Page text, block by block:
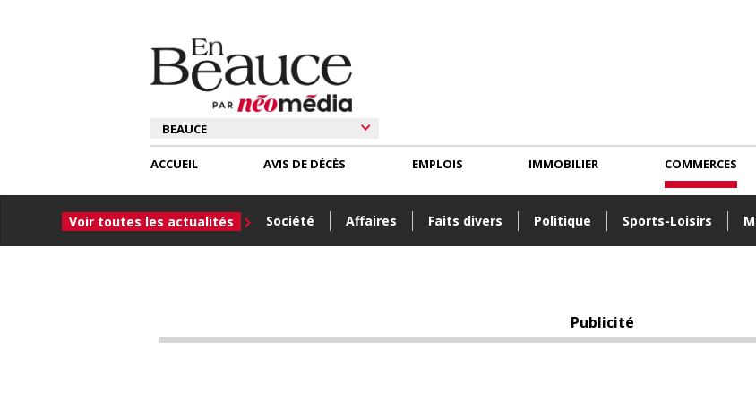
ACCUEIL
Voir toutes les actualités Société Affaires Faits divers Politique Sports-Loisirs
AVIS DE DÉCÈS EMPLOIS IMMOBILIER COMMERCES
Publicité